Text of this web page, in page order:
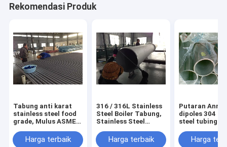
Rekomendasi Produk
Tabung anti karat
stainless steel food
grade, Mulus ASME
SA213MHarga terbaik
316 / 316L Stainless
Steel Boiler Tabung,
Stainless Steel
TinggiHarga terbaik
Putaran
dipoles 304
steel tubing
Ketangguhan
Ketebalan
Harga